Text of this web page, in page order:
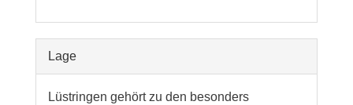
Lage
Lüstringen gehört zu den besonders